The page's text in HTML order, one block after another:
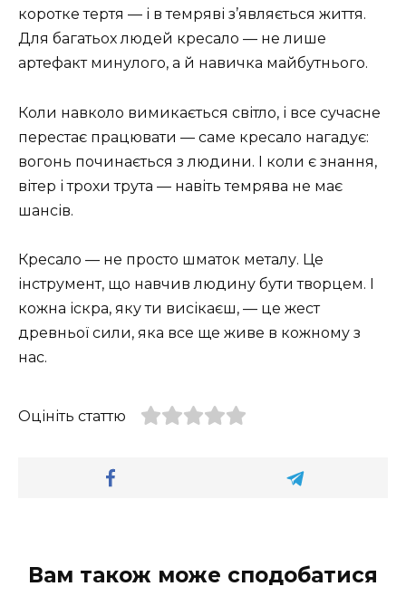
коротке тертя — і в темряві з’являється життя.
Для багатьох людей кресало — не лише
артефакт минулого, а й навичка майбутнього.
Коли навколо вимикається світло, і все сучасне
перестає працювати — саме кресало нагадує:
вогонь починається з людини. І коли є знання,
вітер і трохи трута — навіть темрява не має
шансів.
Кресало — не просто шматок металу. Це
інструмент, що навчив людину бути творцем. І
кожна іскра, яку ти висікаєш, — це жест
древньої сили, яка все ще живе в кожному з
нас.
Оцініть статтю
Вам також може сподобатися